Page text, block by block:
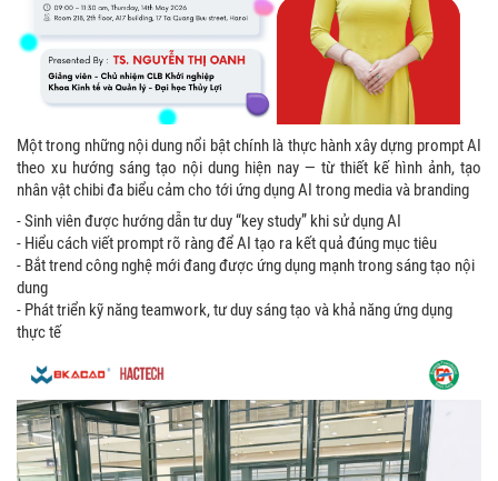
Một trong những nội dung nổi bật chính là thực hành xây dựng prompt AI
theo xu hướng sáng tạo nội dung hiện nay — từ thiết kế hình ảnh, tạo
nhân vật chibi đa biểu cảm cho tới ứng dụng AI trong media và branding
- Sinh viên được hướng dẫn tư duy “key study” khi sử dụng AI
- Hiểu cách viết prompt rõ ràng để AI tạo ra kết quả đúng mục tiêu
- Bắt trend công nghệ mới đang được ứng dụng mạnh trong sáng tạo nội
dung
- Phát triển kỹ năng teamwork, tư duy sáng tạo và khả năng ứng dụng
thực tế